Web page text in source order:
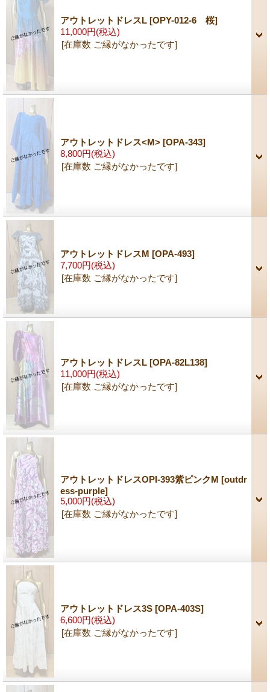
アウトレットドレスL [OPY-012-6 桜]
11,000円(税込)
[在庫数 ご縁がなかったです]
アウトレットドレス<M> [OPA-343]
8,800円(税込)
[在庫数 ご縁がなかったです]
アウトレットドレスM [OPA-493]
7,700円(税込)
[在庫数 ご縁がなかったです]
アウトレットドレスL [OPA-82L138]
11,000円(税込)
[在庫数 ご縁がなかったです]
アウトレットドレスOPI-393紫ピンクM [outdr
ess-purple]
5,000円(税込)
[在庫数 ご縁がなかったです]
アウトレットドレス3S [OPA-403S]
6,600円(税込)
[在庫数 ご縁がなかったです]